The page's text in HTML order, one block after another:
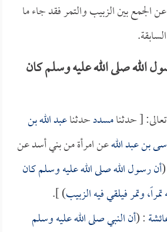
الجمع بين الزبيب والتمر فقد جاء ما
صلى الله عليه وسلم كان
[ حدثنامسددحدثناعبد الله بن
بن عبد اللهعن امرأة من بني أسد عن
(أن رسول الله صلى الله عليه وسلم كان
وتمر فيلقي فيه الزبيب) ].
: (أن النبي صلى الله عليه وسلم